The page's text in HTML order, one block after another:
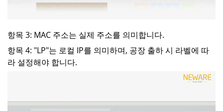
항목 3: MAC 주소는 실제 주소를 의미합니다.
항목 4: "LP"는 로컬 IP를 의미하며, 공장 출하 시 라벨에 따
라 설정해야 합니다.